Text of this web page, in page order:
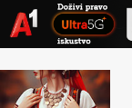
content